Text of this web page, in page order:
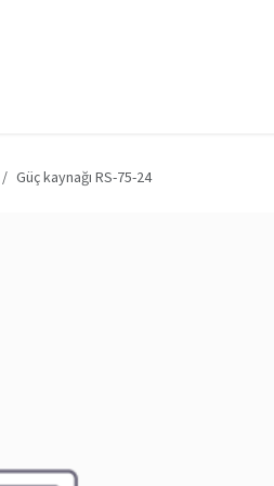
Güç kaynağı RS-75-24